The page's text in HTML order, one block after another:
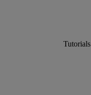
Tutorials